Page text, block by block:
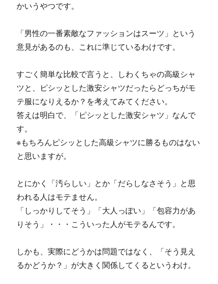
かいうやつです。
「男性の一番素敵なファッションはスーツ」という
意見があるのも、これに準じているわけです。
すごく簡単な比較で言うと、しわくちゃの高級シャ
ツと、ピシッとした激安シャツだったらどっちがモ
テ服になりえるか？を考えてみてください。
答えは明白で、「ピシッとした激安シャツ」なんで
す。
※もちろんピシッとした高級シャツに勝るものはない
と思いますが。
とにかく「汚らしい」とか「だらしなさそう」と思
われる人はモテません。
「しっかりしてそう」「大人っぽい」「包容力があ
りそう」・・・こういった人がモテるんです。
しかも、実際にどうかは問題ではなく、「そう見え
るかどうか？」が大きく関係してくるというわけ。